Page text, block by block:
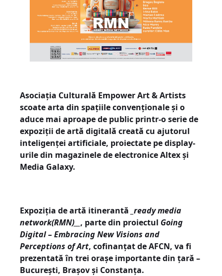
Asociația Culturală Empower Art & Artists
scoate arta din spațiile convenționale și o
aduce mai aproape de public printr-o serie de
expoziții de artă digitală creată cu ajutorul
inteligenței artificiale, proiectate pe display-
urile din magazinele de electronice Altex și
Media Galaxy.
Expoziția de artă itinerantă _ready media
network(RMN)__ , parte din proiectul Going
Digital – Embracing New Visions and
Perceptions of Art, cofinanțat de AFCN, va fi
prezentată în trei orașe importante din țară –
București, Brașov și Constanța.